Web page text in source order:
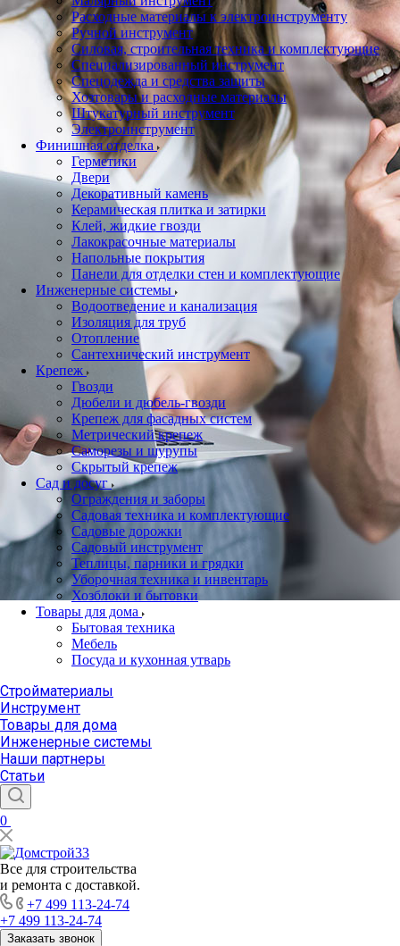
Расходные материалы к электроинструменту
Ручной инструмент
Силовая, строительная техника и комплектующие
Специализированный инструмент
Спецодежда и средства защиты
Хозтовары и расходные материалы
Штукатурный инструмент
Электроинструмент
Финишная отделка
Герметики
Двери
Декоративный камень
Керамическая плитка и затирки
Клей, жидкие гвозди
Лакокрасочные материалы
Напольные покрытия
Панели для отделки стен и комплектующие
Инженерные системы
Водоотведение и канализация
Изоляция для труб
Отопление
Сантехнический инструмент
Крепеж
Гвозди
Дюбели и дюбель-гвозди
Крепеж для фасадных систем
Метрический крепеж
Саморезы и шурупы
Скрытый крепеж
Сад и досуг
Ограждения и заборы
Садовая техника и комплектующие
Садовые дорожки
Садовый инструмент
Теплицы, парники и грядки
Уборочная техника и инвентарь
Хозблоки и бытовки
Товары для дома
Бытовая техника
Мебель
Посуда и кухонная утварь
Стройматериалы
Инструмент
Товары для дома
Инженерные системы
Наши партнеры
Статьи
0
Все для строительства
и ремонта с доставкой.
+7 499 113-24-74
+7 499 113-24-74
Заказать звонок